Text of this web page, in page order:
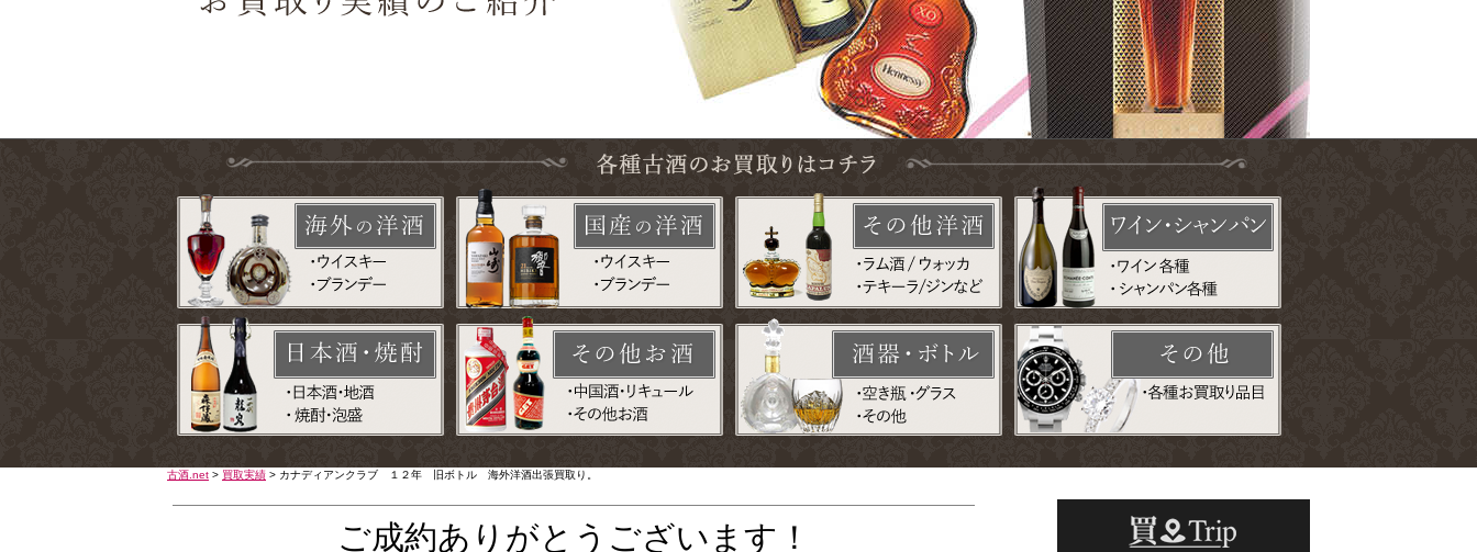
古酒.net > 買取実績 > カナディアンクラブ １２年 旧ボトル 海外洋酒出張買取り。
ご成約ありがとうございます！